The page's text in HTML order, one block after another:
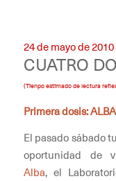
24 de mayo de 2010
CUATRO
(Tienpo estimado de lectura
Primera dosis: ALBA
El pasado sábado
oportunidad de
Alba, el